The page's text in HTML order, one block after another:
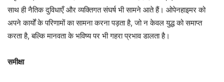
साथ ही नैतिक दुविधाएँ और व्यक्तिगत संघर्ष भी सामने आते हैं। ओपेनहाइमर को
अपने कार्यों के परिणामों का सामना करना पड़ता है, जो न केवल युद्ध को समाप्त
करता है, बल्कि मानवता के भविष्य पर भी गहरा प्रभाव डालता है।
समीक्षा